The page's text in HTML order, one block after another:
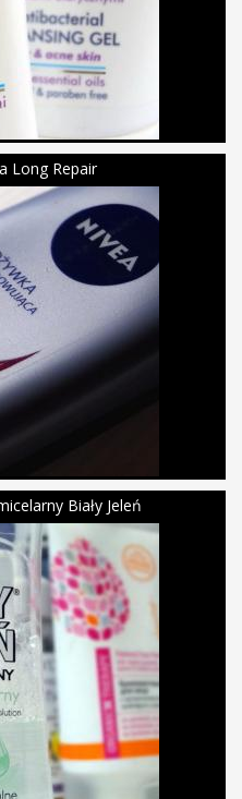
Long Repair
Biały Jeleń